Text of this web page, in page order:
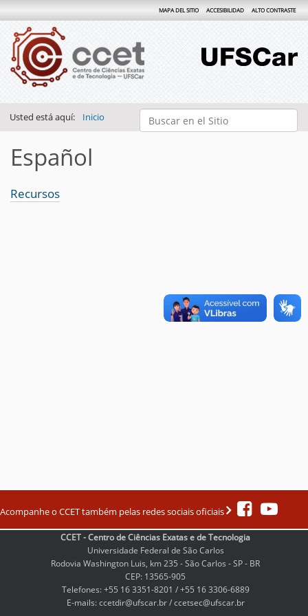
Buscar
MAPA DEL SITIO ACCESIBILIDAD ALTO CONTRASTE
Usted está aquí: Inicio
Español
Recursos
Acompanhe o CCET também pelas redes sociais oficiais
CCET - Centro de Ciências Exatas e de Tecnologia
Universidade Federal de São Carlos
Rodovia Washington Luis, km 235 - São Carlos - SP - BR
CEP: 13565-905
Telefones: +55 16 3351-8201 / +55 16 3306-6889
E-mails: ccetdir@ufscar.br / ccetsec@ufscar.br